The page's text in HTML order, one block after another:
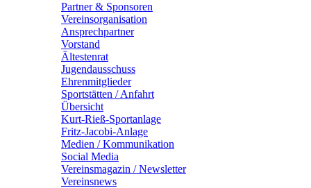
Partner & Sponsoren
Vereinsorganisation
Ansprechpartner
Vorstand
Ältestenrat
Jugendausschuss
Ehrenmitglieder
Sportstätten / Anfahrt
Übersicht
Kurt-Rieß-Sportanlage
Fritz-Jacobi-Anlage
Medien / Kommunikation
Social Media
Vereinsmagazin / Newsletter
Vereinsnews